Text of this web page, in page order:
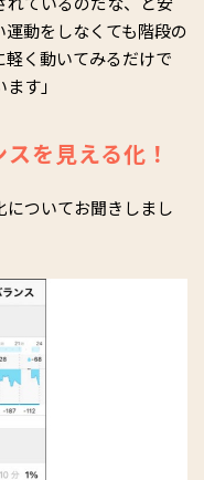
動をしなくても階段の
軽く動いてみるだけで
す」
を見える化！
ついてお聞きしまし